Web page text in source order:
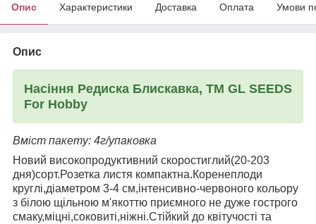
Опис Характеристики Доставка Оплата Умови
Опис
Насіння Редиска Блискавка, ТМ GL SEEDS
For Hobby
Вміст пакету: 4г/упаковка
Новий високопродуктивний скоростиглий(20-203
дня)сорт.Розетка листя компактна.Коренеплоди
круглі,діаметром 3-4 см,інтенсивно-червоного кольору
з білою щільною м'якоттю приємного не дуже гострого
смаку,міцні,соковиті,ніжні.Стійкий до квітучості та